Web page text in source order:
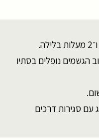
טיראנה: ינואר סביב 11 מעלות ביום ו־2 מעלות בלילה.
ביום. רוב הגשמים נופלים בסתיו
עם סגירות דרכים